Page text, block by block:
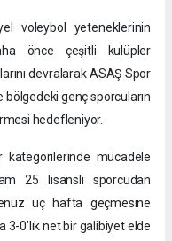
voleybol yeteneklerinin
önce çeşitli kulüpler
devralarak ASAŞ Spor
bölgedeki genç sporcuların
hedefleniyor.
kategorilerinde mücadele
25 lisanslı sporcudan
üç hafta geçmesine
3-0’lık net bir galibiyet elde